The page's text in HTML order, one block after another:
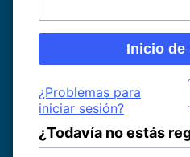
¿Problemas para
iniciar sesión?
¿Todavía no estás